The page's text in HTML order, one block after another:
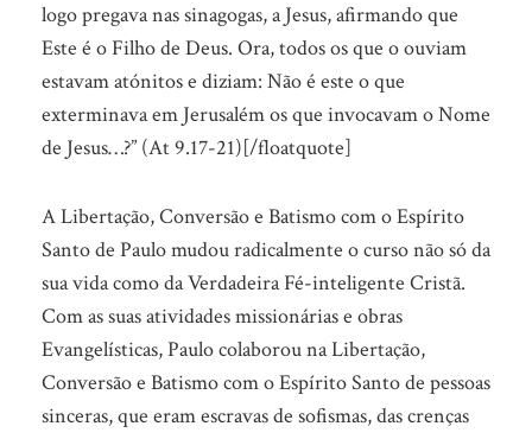
logo pregava nas sinagogas, a Jesus, afirmando que
Este é o Filho de Deus. Ora, todos os que o ouviam
estavam atónitos e diziam: Não é este o que
exterminava em Jerusalém os que invocavam o Nome
de Jesus…?” (At 9.17-21)[/floatquote]
A Libertação, Conversão e Batismo com o Espírito
Santo de Paulo mudou radicalmente o curso não só da
sua vida como da Verdadeira Fé-inteligente Cristã.
Com as suas atividades missionárias e obras
Evangelísticas, Paulo colaborou na Libertação,
Conversão e Batismo com o Espírito Santo de pessoas
sinceras, que eram escravas de sofismas, das crenças